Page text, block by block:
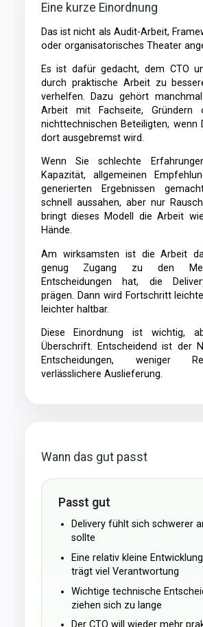
Eine kurze Einordnung
Das ist nicht als Audit-Arbeit, Framework-Beratung
oder organisatorisches Theater
Es ist dafür gedacht, dem CTO und dem Team
durch praktische Arbeit zu
verhelfen. Dazu gehört
Arbeit mit Fachseite, Gründern
nichttechnischen Beteiligten, wenn
dort ausgebremst wird.
Wenn Sie schlechte Erfahrungen mit billiger
Kapazität, allgemeinen
generierten Ergebnissen
schnell aussahen, aber nur
bringt dieses Modell die Arbeit
Hände.
Am wirksamsten ist die Arbeit dann, wenn sie
genug Zugang zu den
Entscheidungen hat, die
prägen. Dann wird Fortschritt
leichter haltbar.
Diese Einordnung ist wichtig, aber nicht die
Überschrift. Entscheidend ist der
Entscheidungen, weniger
verlässlichere Auslieferung.
Wann das gut passt
Passt gut
Delivery fühlt sich schwerer
sollte
Eine relativ kleine
trägt viel Verantwortung
Wichtige technische
ziehen sich zu lange